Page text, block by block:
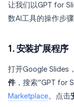
让我们以GPT for
数AI工具的操作步骤
1. 安装扩展程序
打开Google Slides
件，搜索“GPT for
Marketplace。点击